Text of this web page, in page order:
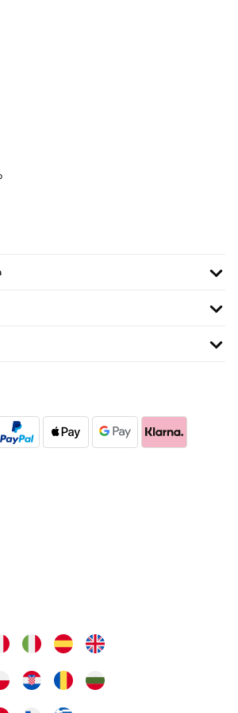
Machine!!!
portable air conditioner with 11,500k
night during the heatwave seasons which
168sq ft bedroom.
the Klarstein Grandbreeze Smart 16000
Conditioner Black to use in my living room only.
mins on High, so cooling is top-notch. The 16k
61 dB (like a fridge + fan).
= 48-50 dB (library quiet).
power for the price — chills a 30m² room no
via hose tap_
don’t expect to move it far from window.
support is email and live chat on website only (no
got space + position it right, this is a beast. 5
der Klimaanlage ist meiner Meinung nach doch
offenem Deckenbereich zur Dachgaube hin )
bei 34°. Die Klimanlage hat es
wohl gemerkt und meine Wohnung war mit
schon vorbelastet durch die 34° ). Die
dann auch sehr gut in der Lage die 30° zu